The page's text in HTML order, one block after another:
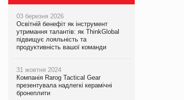
03 березня 2026
Освітній бенефіт як інструмент
утримання талантів: як ThinkGlobal
підвищує лояльність та
продуктивність вашої команди
31 жовтня 2024
Компанія Rarog Tactical Gear
презентувала надлегкі керамічні
бронеплити